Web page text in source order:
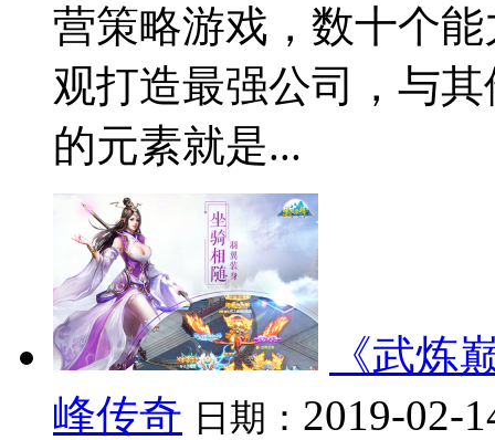
营策略游戏，数十个
观打造最强公司，与
的元素就是...
《武炼
峰传奇 日期： 2019-02-